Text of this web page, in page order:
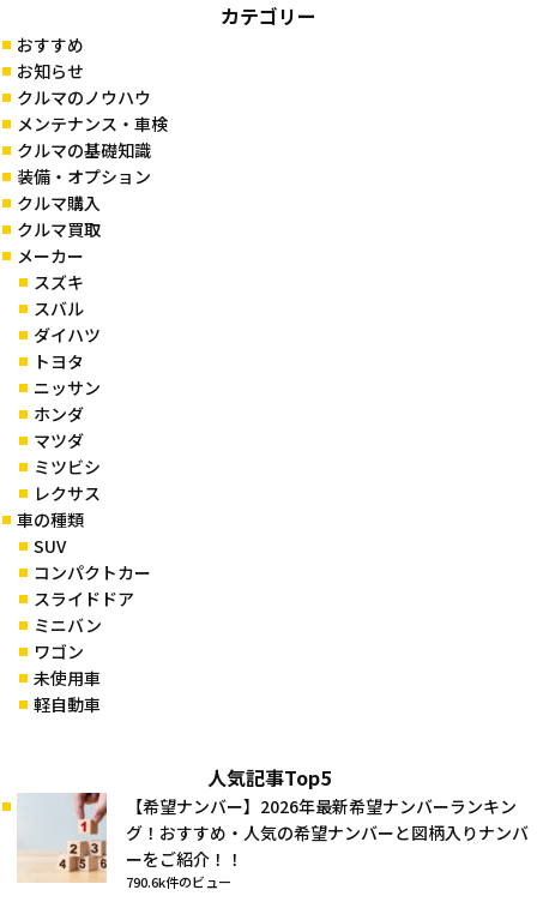
カテゴリー
おすすめ
お知らせ
クルマのノウハウ
メンテナンス・車検
クルマの基礎知識
装備・オプション
クルマ購入
クルマ買取
メーカー
スズキ
スバル
ダイハツ
トヨタ
ニッサン
ホンダ
マツダ
ミツビシ
レクサス
車の種類
SUV
コンパクトカー
スライドドア
ミニバン
ワゴン
未使用車
軽自動車
人気記事Top5
【希望ナンバー】2026年最新希望ナンバーランキン
グ！おすすめ・人気の希望ナンバーと図柄入りナンバ
ーをご紹介！！
790.6k件のビュー